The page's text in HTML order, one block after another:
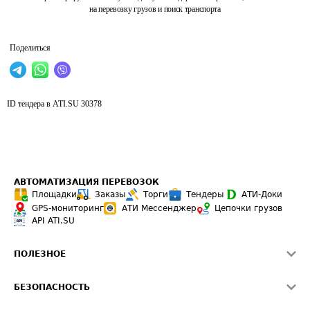
на перевозку грузов и поиск транспорта
Поделиться
ID тендера в ATI.SU 30378
АВТОМАТИЗАЦИЯ ПЕРЕВОЗОК
Площадки
Заказы Торги Тендеры
АТИ-Доки
GPS-мониторинг
АТИ Мессенджер
Цепочки грузов
API ATI.SU
ПОЛЕЗНОЕ
БЕЗОПАСНОСТЬ